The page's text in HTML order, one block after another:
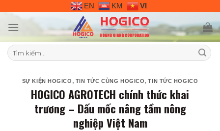
content
EN KM VI
Tìm
kiếm:
SỰ KIỆN HOGICO , TIN TỨC CÙNG HOGICO,TIN TỨC HOGICO
HOGICO AGROTECH chính thức khai
trương – Dấu mốc nâng tầm nông
nghiệp Việt Nam